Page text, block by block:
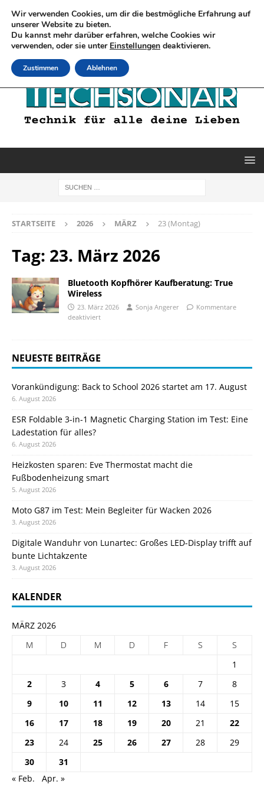
STARTSEITE 2026 MÄRZ 23 (Montag)
Tag: 23. März 2026
Bluetooth Kopfhörer Kaufberatung: True
Wireless
23. März 2026 Sonja Angerer
Kommentare
deaktiviert
NEUESTE BEITRÄGE
Vorankündigung: Back to School 2026 startet am 17. August
6. August 2026
ESR Foldable 3-in-1 Magnetic Charging Station im Test: Eine
Ladestation für alles?
6. August 2026
Heizkosten sparen: Eve Thermostat macht die
Fußbodenheizung smart
5. August 2026
Moto G87 im Test: Mein Begleiter für Wacken 2026
3. August 2026
Digitale Wanduhr von Lunartec: Großes LED-Display trifft auf
bunte Lichtakzente
3. August 2026
KALENDER
MÄRZ 2026
M
D M D F S
S
1
2
3 4 5 6 7
8
9
10 11 12 13 14
15
16
17 18 19 20 21
22
23
24 25 26 27 28
29
30
31
« Feb.
Apr. »
Wir verwenden Cookies, um dir die bestmögliche Erfahrung auf
unserer Website zu bieten.
Du kannst mehr darüber erfahren, welche Cookies wir
verwenden, oder sie unter Einstellungen deaktivieren.
Zustimmen Ablehnen